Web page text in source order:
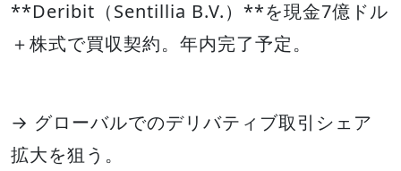
**Deribit（Sentillia B.V.）**を現金7億ドル
＋株式で買収契約。年内完了予定。
→ グローバルでのデリバティブ取引シェア
拡大を狙う。